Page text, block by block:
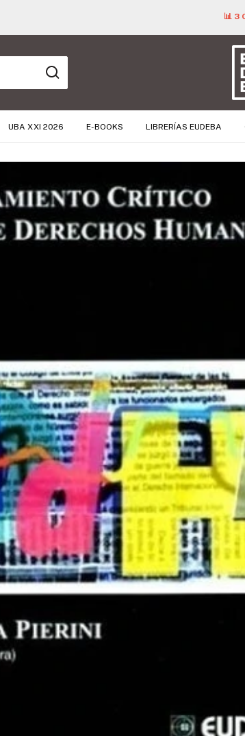
📊 3
UBA XXI 2026 E-BOOKS LIBRERÍAS EUDEBA